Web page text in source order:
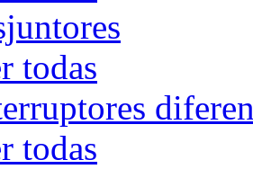
todas
todas